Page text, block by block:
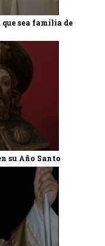
sea familia de
su Año Santo